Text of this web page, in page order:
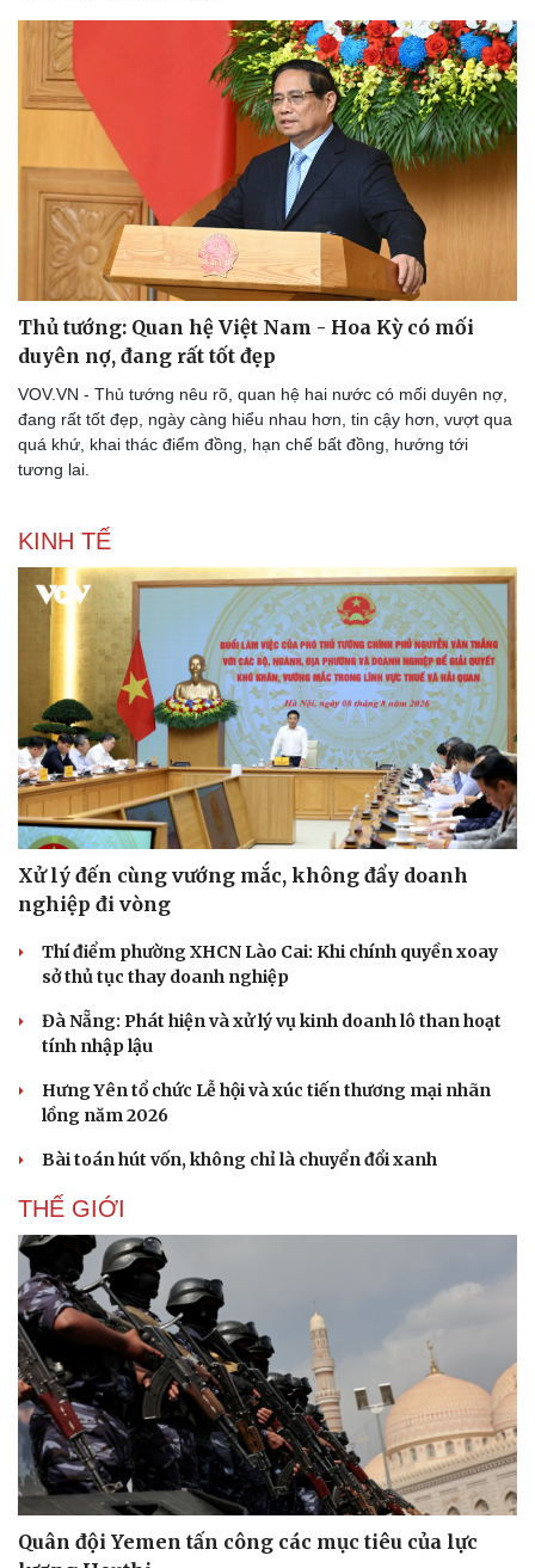
Thể thao
Lịch thi đấu bóng đá
Thế giới thể thao
eSports
Hậu trường
Ô tô - Xe máy
Ô tô
Xe máy
Tư vấn
Doanh nghiệp
Thông tin doanh nghiệp
Doanh nghiệp 24h
Doanh nhân
Vì cộng đồng
Công nghệ
Sành điệu
Tin Công nghệ
Trải nghiệm
Chuyển đổi số
Thủ tướng: Quan hệ Việt Nam - Hoa Kỳ có mối
duyên nợ, đang rất tốt đẹp
VOV.VN - Thủ tướng nêu rõ, quan hệ hai nước có mối duyên nợ,
đang rất tốt đẹp, ngày càng hiểu nhau hơn, tin cậy hơn, vượt qua
quá khứ, khai thác điểm đồng, hạn chế bất đồng, hướng tới
tương lai.
KINH TẾ
Xử lý đến cùng vướng mắc, không đẩy doanh
nghiệp đi vòng
Thí điểm phường XHCN Lào Cai: Khi chính quyền xoay
sở thủ tục thay doanh nghiệp
Đà Nẵng: Phát hiện và xử lý vụ kinh doanh lô than hoạt
tính nhập lậu
Hưng Yên tổ chức Lễ hội và xúc tiến thương mại nhãn
lồng năm 2026
Bài toán hút vốn, không chỉ là chuyển đổi xanh
THẾ GIỚI
Quân đội Yemen tấn công các mục tiêu của lực